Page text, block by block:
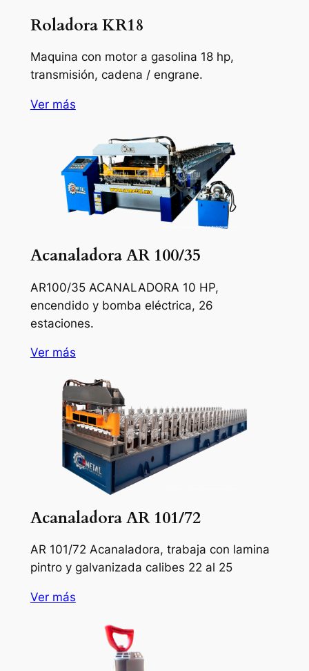
Roladora KR18
Maquina con motor a gasolina 18 hp,
transmisión, cadena / engrane.
Ver más
Acanaladora AR 100/35
AR100/35 ACANALADORA 10 HP,
encendido y bomba eléctrica, 26
estaciones.
Ver más
Acanaladora AR 101/72
AR 101/72 Acanaladora, trabaja con lamina
pintro y galvanizada calibes 22 al 25
Ver más